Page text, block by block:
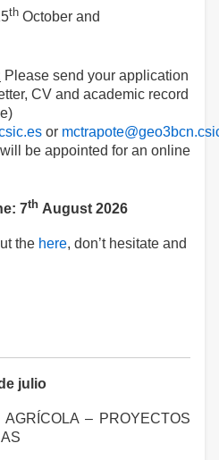
th October and
Please send your application
CV and academic record
or
be appointed for an online
7th August 2026
the here, don’t hesitate and
julio
AGRÍCOLA – PROYECTOS